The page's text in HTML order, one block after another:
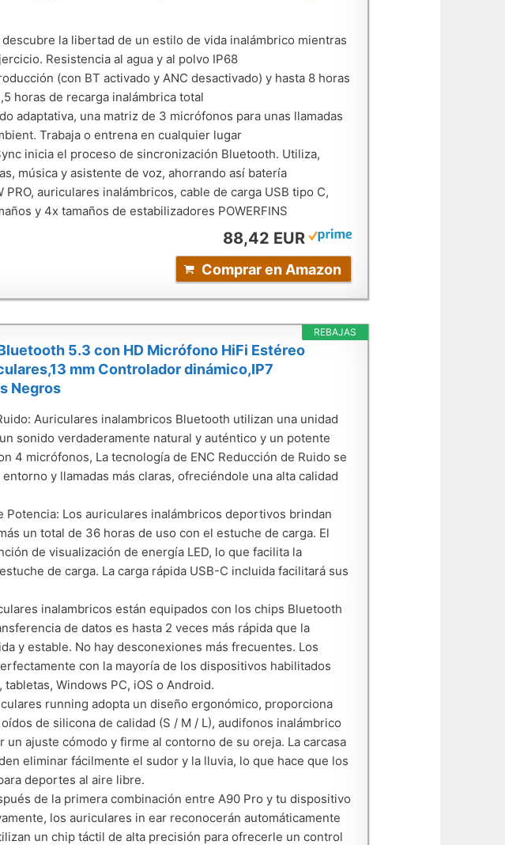
la libertad de un estilo de vida inalámbrico mientras
Resistencia al agua y al polvo IP68
(con BT activado y ANC desactivado) y hasta 8 horas
horas de recarga inalámbrica total
adaptativa, una matriz de 3 micrófonos para unas llamadas
Trabaja o entrena en cualquier lugar
inicia el proceso de sincronización Bluetooth. Utiliza,
música y asistente de voz, ahorrando así batería
PRO, auriculares inalámbricos, cable de carga USB tipo C,
y 4x tamaños de estabilizadores POWERFINS
88,42 EUR
Comprar en Amazon
REBAJAS
5.3 con HD Micrófono HiFi Estéreo
mm Controlador dinámico,IP7
Negros
Auriculares inalambricos Bluetooth utilizan una unidad
sonido verdaderamente natural y auténtico y un potente
4 micrófonos, La tecnología de ENC Reducción de Ruido se
y llamadas más claras, ofreciéndole una alta calidad
Potencia: Los auriculares inalámbricos deportivos brindan
un total de 36 horas de uso con el estuche de carga. El
de visualización de energía LED, lo que facilita la
de carga. La carga rápida USB-C incluida facilitará sus
inalambricos están equipados con los chips Bluetooth
de datos es hasta 2 veces más rápida que la
y estable. No hay desconexiones más frecuentes. Los
con la mayoría de los dispositivos habilitados
Windows PC, iOS o Android.
running adopta un diseño ergonómico, proporciona
de silicona de calidad (S / M / L), audifonos inalámbrico
ajuste cómodo y firme al contorno de su oreja. La carcasa
eliminar fácilmente el sudor y la lluvia, lo que hace que los
deportes al aire libre.
de la primera combinación entre A90 Pro y tu dispositivo
los auriculares in ear reconocerán automáticamente
un chip táctil de alta precisión para ofrecerle un control